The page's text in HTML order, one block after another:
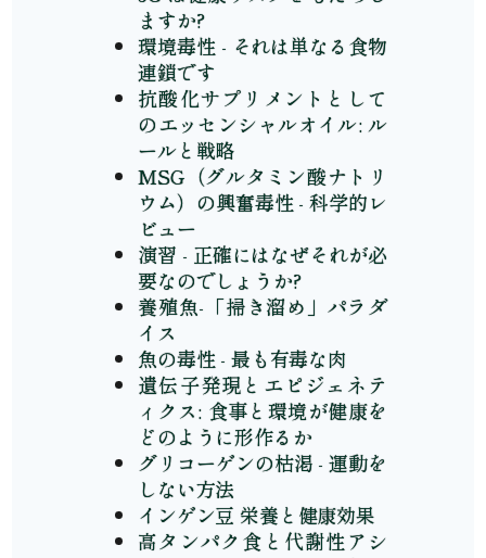
ますか?
環境毒性 - それは単なる食物
連鎖です
抗酸化サプリメントとして
のエッセンシャルオイル: ル
ールと戦略
MSG（グルタミン酸ナトリ
ウム）の興奮毒性 - 科学的レ
ビュー
演習 - 正確にはなぜそれが必
要なのでしょうか?
養殖魚-「掃き溜め」パラダ
イス
魚の毒性 - 最も有毒な肉
遺伝子発現とエピジェネテ
ィクス: 食事と環境が健康を
どのように形作るか
グリコーゲンの枯渇 - 運動を
しない方法
インゲン豆 栄養と健康効果
高タンパク食と代謝性アシ